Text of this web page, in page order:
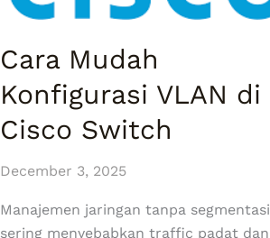
Cara Mudah
Konfigurasi VLAN di
Cisco Switch
December 3, 2025
Manajemen jaringan tanpa segmentasi
sering menyebabkan traffic padat dan